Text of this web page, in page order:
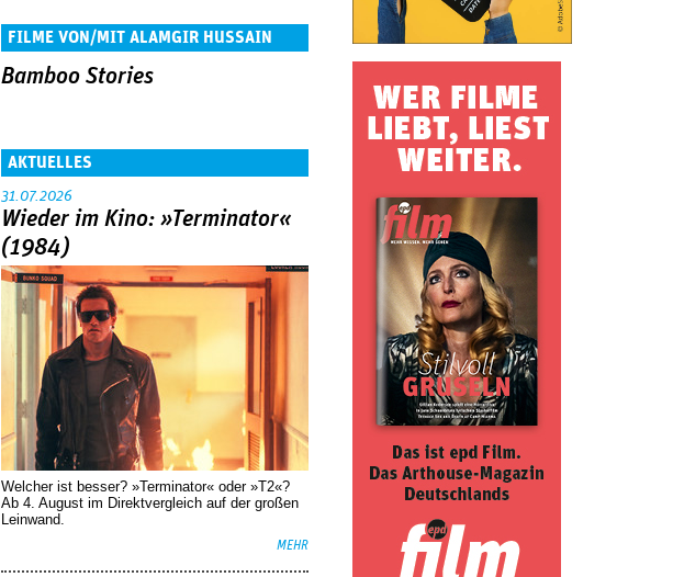
FILME VON/MIT ALAMGIR HUSSAIN
Bamboo Stories
AKTUELLES
31.07.2026
Wieder im Kino: »Terminator«
(1984)
Welcher ist besser? »Terminator« oder »T2«?
Ab 4. August im Direktvergleich auf der großen
Leinwand.
MEHR